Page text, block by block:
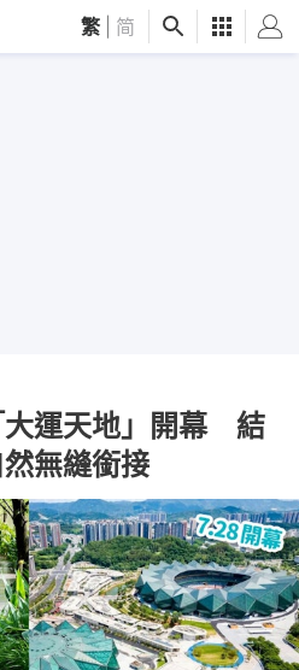
繁 简
大運天地」開幕 結
無縫銜接